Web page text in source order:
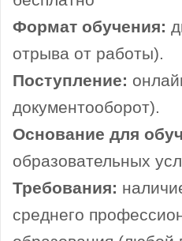
Формат обучения:
отрыва от работы).
Поступление:
документооборот).
Основание для
образовательных
Требования:
среднего